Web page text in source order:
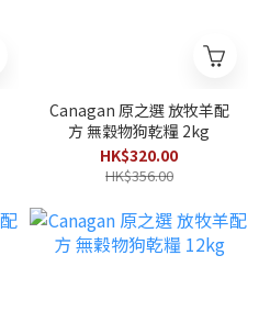
Canagan 原之選 放牧羊配
方 無穀物狗乾糧 2kg
HK$320.00
HK$356.00